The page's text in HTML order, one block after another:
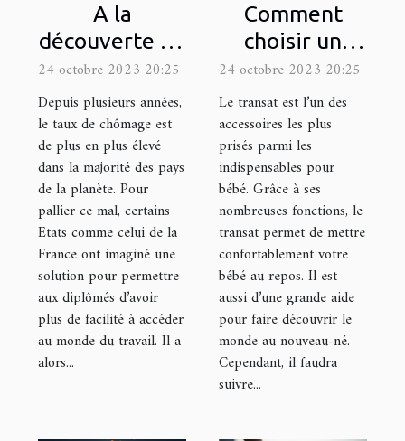
A la
découverte du
site
loiretcher.com
24 octobre 2023 20:25
Depuis plusieurs années,
le taux de chômage est
de plus en plus élevé
dans la majorité des pays
de la planète. Pour
pallier ce mal, certains
Etats comme celui de la
France ont imaginé une
solution pour permettre
aux diplômés d’avoir
plus de facilité à accéder
au monde du travail. Il a
alors...
Comment
choisir un
transat ?
24 octobre 2023 20:25
Le transat est l’un des
accessoires les plus
prisés parmi les
indispensables pour
bébé. Grâce à ses
nombreuses fonctions, le
transat permet de mettre
confortablement votre
bébé au repos. Il est
aussi d’une grande aide
pour faire découvrir le
monde au nouveau-né.
Cependant, il faudra
suivre...